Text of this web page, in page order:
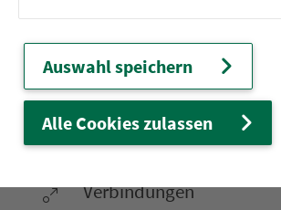
Nürn­berg
22.000 Qua­drat­ki­lo­me­ter.
ter­neh­men. 1.100 Linien.
Ver­bin­dungen
Auswahl speichern
Alle Cookies zulassen